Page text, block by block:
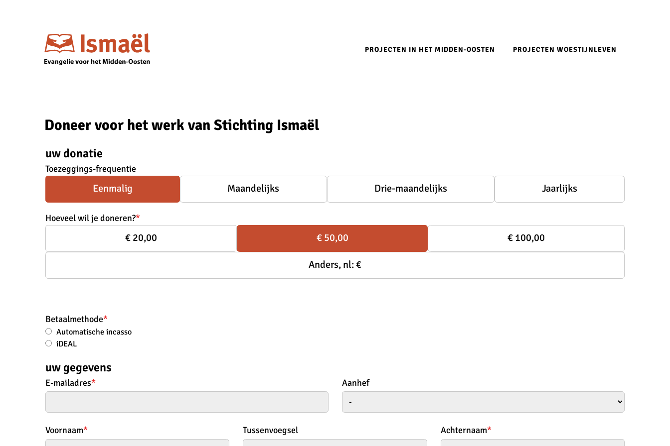
navigation
PROJECTEN IN HET MIDDEN-OOSTEN PROJECTEN WOESTIJNLEVEN
Doneer voor het werk van Stichting Ismaël
uw donatie
Toezeggings-frequentie
Eenmalig Maandelijks Drie-maandelijks Jaarlijks
Hoeveel wil je doneren?*
€ 20,00 € 50,00 € 100,00
Anders, nl: €
Betaalmethode*
Automatische incasso
iDEAL
uw gegevens
E-mailadres* Aanhef
Voornaam* Tussenvoegsel Achternaam*